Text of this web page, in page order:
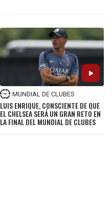
MUNDIAL DE CLUBES
LUIS ENRIQUE, CONSCIENTE DE QUE
EL CHELSEA SERÁ UN GRAN RETO EN
LA FINAL DEL MUNDIAL DE CLUBES